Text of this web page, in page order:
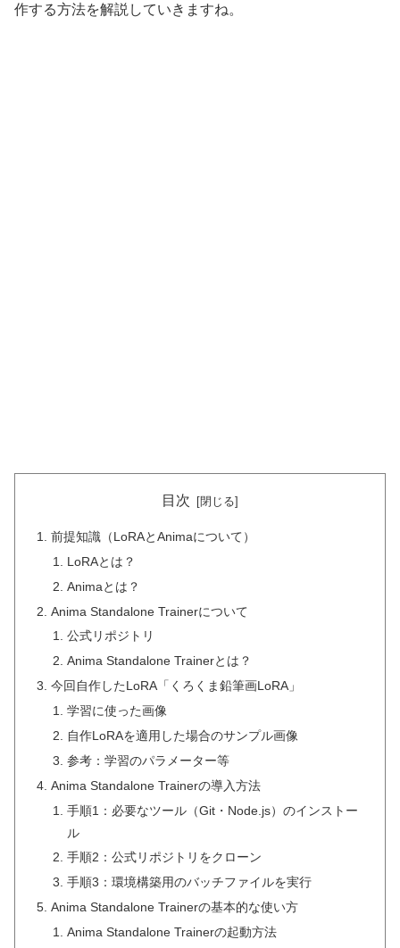
作する方法を解説していきますね。
目次
前提知識（LoRAとAnimaについて）
LoRAとは？
Animaとは？
Anima Standalone Trainerについて
公式リポジトリ
Anima Standalone Trainerとは？
今回自作したLoRA「くろくま鉛筆画LoRA」
学習に使った画像
自作LoRAを適用した場合のサンプル画像
参考：学習のパラメーター等
Anima Standalone Trainerの導入方法
手順1：必要なツール（Git・Node.js）のインストー
ル
手順2：公式リポジトリをクローン
手順3：環境構築用のバッチファイルを実行
Anima Standalone Trainerの基本的な使い方
Anima Standalone Trainerの起動方法